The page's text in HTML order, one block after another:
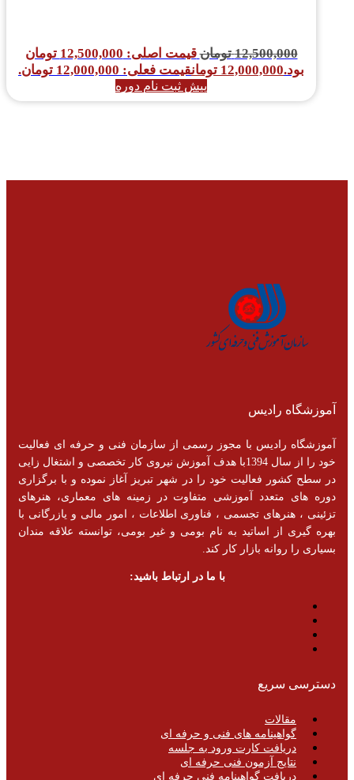
12,500,000 تومان
قیمت اصلی: 12,500,000 تومان
بود.12,000,000 تومانقیمت فعلی: 12,000,000 تومان.
پیش ثبت نام دوره
آموزشگاه رادیس
آموزشگاه رادیس با مجوز رسمی از سازمان فنی و حرفه ای فعالیت
خود را از سال 1394با هدف آموزش نیروی کار تخصصی و اشتغال زایی
در سطح کشور فعالیت خود را در شهر تبریز آغاز نموده و با برگزاری
دوره های متعدد آموزشی متفاوت در زمینه های معماری، هنرهای
تزئینی ، هنرهای تجسمی ، فناوری اطلاعات ، امور مالی و یازرگانی با
بهره گیری از اساتید به نام بومی و غیر بومی، توانسته علاقه مندان
بسیاری را روانه بازار کار کند.
با ما در ارتباط باشید:
دسترسی سریع
مقالات
گواهینامه های فنی و حرفه ای
دریافت کارت ورود به جلسه
نتایج آزمون فنی حرفه ای
دریافت گواهینامه فنی حرفه ای